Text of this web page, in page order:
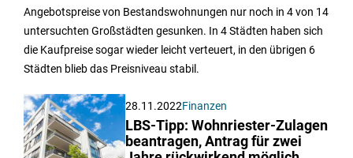
Angebotspreise von Bestandswohnungen nur noch in 4 von 14
untersuchten Großstädten gesunken. In 4 Städten haben sich
die Kaufpreise sogar wieder leicht verteuert, in den übrigen 6
Städten blieb das Preisniveau stabil.
28.11.2022Finanzen
LBS-Tipp: Wohnriester-Zulagen
beantragen, Antrag für zwei